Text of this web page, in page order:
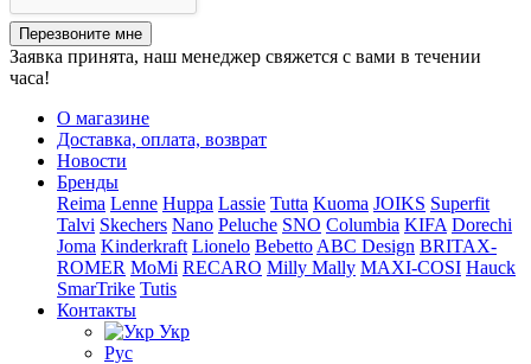
Перезвоните мне
Заявка принята, наш менеджер свяжется с вами в течении
часа!
О магазине
Доставка, оплата, возврат
Новости
Бренды
Reima Lenne Huppa Lassie Tutta Kuoma JOIKS Superfit
Talvi Skechers Nano Peluche SNO Columbia KIFA Dorechi
Joma Kinderkraft Lionelo Bebetto ABC Design BRITAX-
ROMER MoMi RECARO Milly Mally MAXI-COSI Hauck
SmarTrike Tutis
Контакты
Укр
Рус